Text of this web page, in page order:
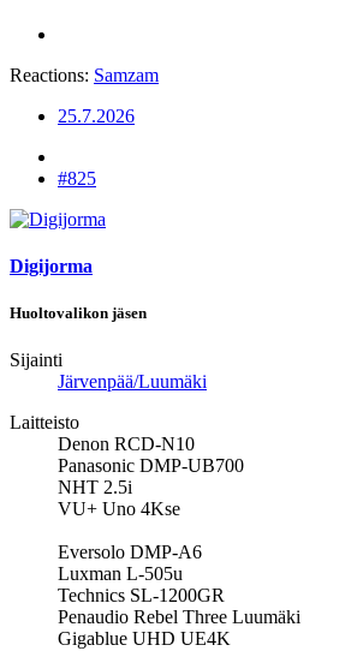
Reactions: Samzam
25.7.2026
#825
Digijorma
Huoltovalikon jäsen
Sijainti
Järvenpää/Luumäki
Laitteisto
Denon RCD-N10
Panasonic DMP-UB700
NHT 2.5i
VU+ Uno 4Kse
Eversolo DMP-A6
Luxman L-505u
Technics SL-1200GR
Penaudio Rebel Three Luumäki
Gigablue UHD UE4K